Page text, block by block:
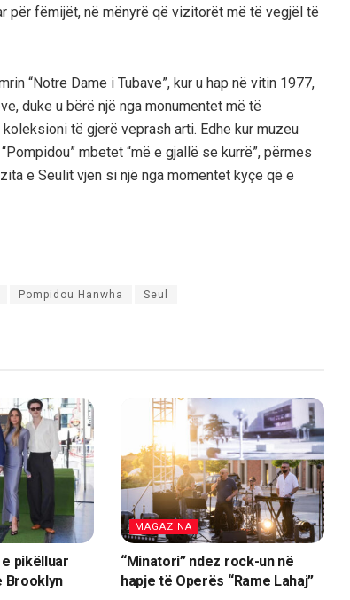
për fëmijët, në mënyrë që vizitorët më të vegjël të
“Notre Dame i Tubave”, kur u hap në vitin 1977,
duke u bërë një nga monumentet më të
të gjerë veprash arti. Edhe kur muzeu
mbetet “më e gjallë se kurrë”, përmes
e Seulit vjen si një nga momentet kyçe që e
Pompidou Hanwha Seul
pikëlluar
Brooklyn
MAGAZINA
“Minatori” ndez rock-un në
hapje të Operës “Rame Lahaj”